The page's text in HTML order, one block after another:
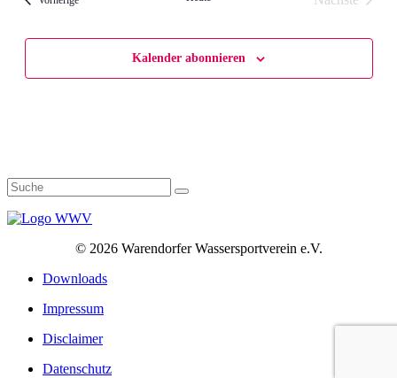
Kalender abonnieren
© 2026 Warendorfer Wassersportverein e.V.
Downloads
Impressum
Disclaimer
Datenschutz